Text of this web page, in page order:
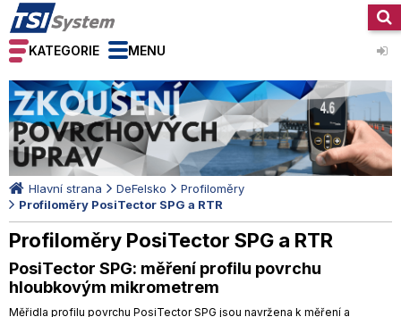
KATEGORIE MENU
Hlavní strana DeFelsko
Profiloměry
Profiloměry PosiTector SPG a RTR
Profiloměry PosiTector SPG a RTR
PosiTector SPG: měření profilu povrchu
hloubkovým mikrometrem
Měřidla profilu povrchu PosiTector SPG jsou navržena k měření a